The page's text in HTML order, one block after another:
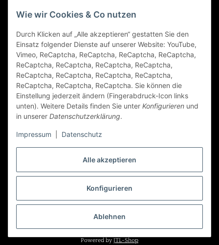
Alle akzeptieren
Konfigurieren
Ablehnen
Wie wir Cookies & Co nutzen
Durch Klicken auf „Alle akzeptieren“ gestatten Sie den
Einsatz folgender Dienste auf unserer Website: YouTube,
Vimeo, ReCaptcha, ReCaptcha, ReCaptcha, ReCaptcha,
ReCaptcha, ReCaptcha, ReCaptcha, ReCaptcha,
ReCaptcha, ReCaptcha, ReCaptcha, ReCaptcha,
ReCaptcha, ReCaptcha, ReCaptcha. Sie können die
Einstellung jederzeit ändern (Fingerabdruck-Icon links
unten). Weitere Details finden Sie unter Konfigurieren und
in unserer Datenschutzerklärung.
Impressum Datenschutz
FAQ
Zahlungsarten
Folge Uns
* Alle Preise inkl. gesetzlicher USt., zzgl.
Powered by JTL-Shop